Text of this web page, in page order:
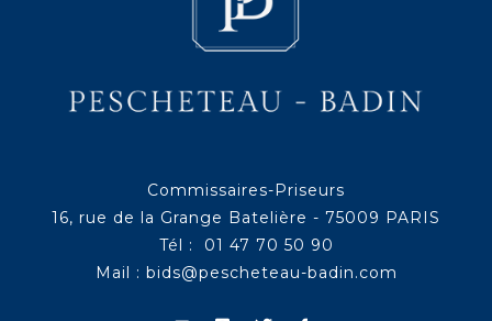
Commissaires-Priseurs
16, rue de la Grange Batelière - 75009 PARIS
Tél : 01 47 70 50 90
Mail : bids@pescheteau-badin.com